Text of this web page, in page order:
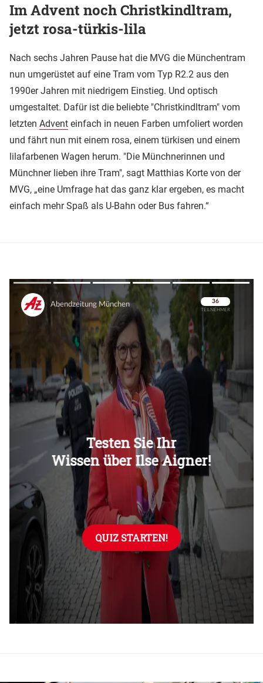
Im Advent noch Christkindltram,
jetzt rosa-türkis-lila
Nach sechs Jahren Pause hat die MVG die Münchentram
nun umgerüstet auf eine Tram vom Typ R2.2 aus den
1990er Jahren mit niedrigem Einstieg. Und optisch
umgestaltet. Dafür ist die beliebte "Christkindltram" vom
letzten Advent einfach in neuen Farben umfoliert worden
und fährt nun mit einem rosa, einem türkisen und einem
lilafarbenen Wagen herum. "Die Münchnerinnen und
Münchner lieben ihre Tram", sagt Matthias Korte von der
MVG, „eine Umfrage hat das ganz klar ergeben, es macht
einfach mehr Spaß als U-Bahn oder Bus fahren.“
Überspringen
Überspringen